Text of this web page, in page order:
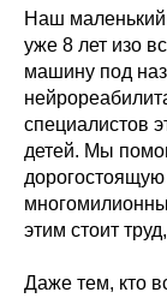
Наш
уже 8 лет изо
машину под
специалистов
детей. Мы
этим стоит
Даже тем, кто